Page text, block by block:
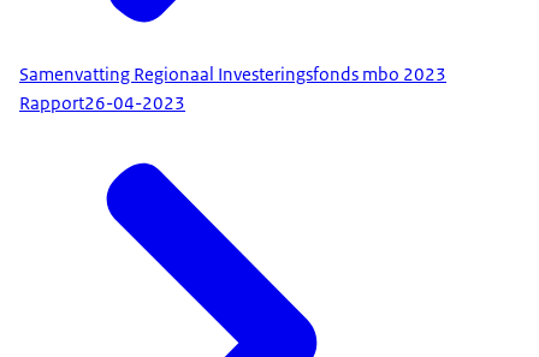
Samenvatting Regionaal Investeringsfonds mbo 2023
Rapport26-04-2023